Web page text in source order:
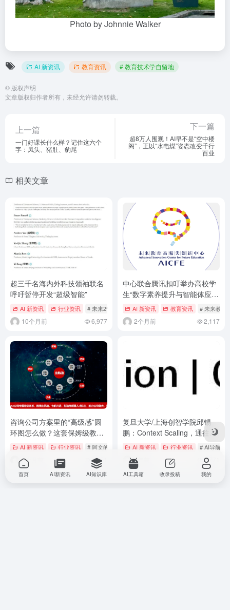
Photo by Johnnie Walker
AI 新资讯 教育资讯 # 教育技术学自留地
© 版权声明
文章版权归作者所有，未经允许请勿转载。
上一篇
一门好课长什么样？记住这六个
字：凤头、猪肚、豹尾
下一篇
超8万人围观！AI早不是“空中楼
阁”，正以“水电煤”姿态改变千行
百业
相关文章
超三千名海内外科技领袖联名
呼吁暂停开发“超级智能”
AI 新资讯 行业资讯 # 未来2%
10个月前 6,977
中心联合腾讯扣叮举办高校学
生“数字素养提升与智能体应
用”训练营
AI 新资讯 教育资讯 # 未来教育
2个月前 2,117
咨询公司方案里的“高级感”圆
环图怎么做？这套保姆级教程
请收好！
AI 新资讯 行业资讯 # 阿文的AI与教学日记
6个月前 6,151
复旦大学/上海创智学院邱锡
鹏：Context Scaling，通往
AGI的下一幕
AI 新资讯 行业资讯 # AI导航
1年前 9,771
首页 AI新资讯 AI知识库 AI工具箱 收录投稿 我的